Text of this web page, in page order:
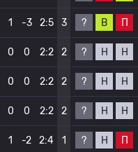
1 -3 2:5 3 ? В П
0 0 2:2 2 ? Н Н
0 0 2:2 2 ? Н Н
0 0 2:2 2 ? Н Н
1 -2 2:4 1 ? Н П